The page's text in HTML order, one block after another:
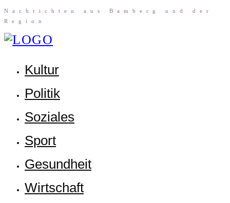
Nach­rich­ten aus Bam­berg und der
Region
Kul­tur
Poli­tik
Sozia­les
Sport
Gesund­heit
Wirt­schaft